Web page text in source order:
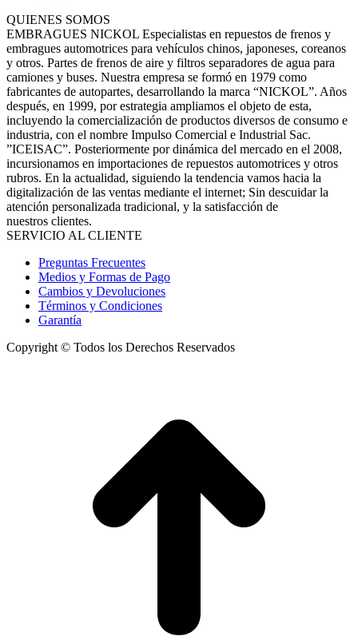
QUIENES SOMOS
EMBRAGUES NICKOL Especialistas en repuestos de frenos y
embragues automotrices para vehículos chinos, japoneses, coreanos
y otros. Partes de frenos de aire y filtros separadores de agua para
camiones y buses. Nuestra empresa se formó en 1979 como
fabricantes de autopartes, desarrollando la marca “NICKOL”. Años
después, en 1999, por estrategia ampliamos el objeto de esta,
incluyendo la comercialización de productos diversos de consumo e
industria, con el nombre Impulso Comercial e Industrial Sac.
”ICEISAC”. Posteriormente por dinámica del mercado en el 2008,
incursionamos en importaciones de repuestos automotrices y otros
rubros. En la actualidad, siguiendo la tendencia vamos hacia la
digitalización de las ventas mediante el internet; Sin descuidar la
atención personalizada tradicional, y la satisfacción de
nuestros clientes.
SERVICIO AL CLIENTE
Preguntas Frecuentes
Medios y Formas de Pago
Cambios y Devoluciones
Términos y Condiciones
Garantía
Copyright © Todos los Derechos Reservados